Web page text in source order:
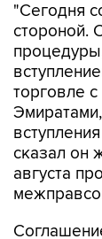
"Сегодня
стороной.
торговле
сказал он
августа